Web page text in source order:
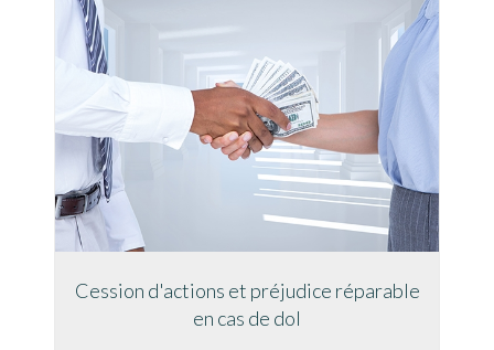
Cession d'actions et préjudice réparable
en cas de dol